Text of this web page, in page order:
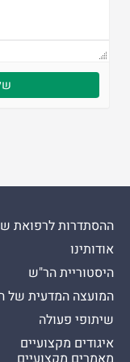
ההסתדרות לרפואת
אודותינו
היסטוריית הר"ש
המועצה המדעית של
שיתופי פעולה
איגודים מקצועיים